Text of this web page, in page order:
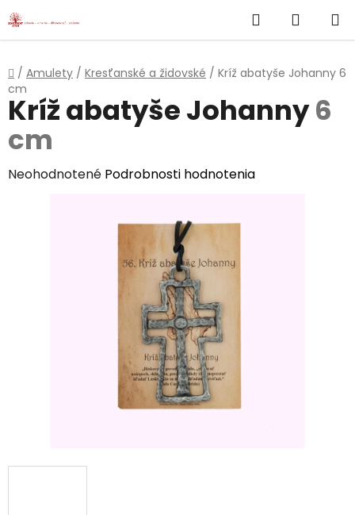
Prejsť
na
Hľadať
KOŠÍK
Domov
/ Amulety / Kresťanské a židovské / Kríž abatyše Johanny 6
cm
Kríž abatyše Johanny6
cm
Priemerné
Neohodnotené Podrobnosti hodnotenia